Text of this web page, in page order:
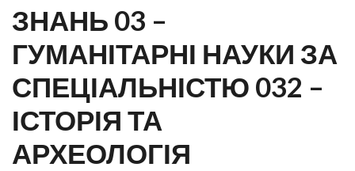
ЗНАНЬ 03 –
ГУМАНІТАРНІ НАУКИ ЗА
СПЕЦІАЛЬНІСТЮ 032 –
ІСТОРІЯ ТА
АРХЕОЛОГІЯ